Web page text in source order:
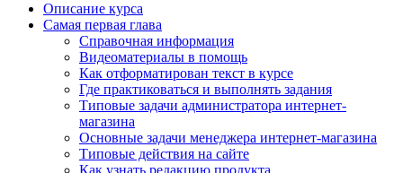
Описание курса
Самая первая глава
Справочная информация
Видеоматериалы в помощь
Как отформатирован текст в курсе
Где практиковаться и выполнять задания
Типовые задачи администратора интернет-
магазина
Основные задачи менеджера интернет-магазина
Типовые действия на сайте
Как узнать редакцию продукта